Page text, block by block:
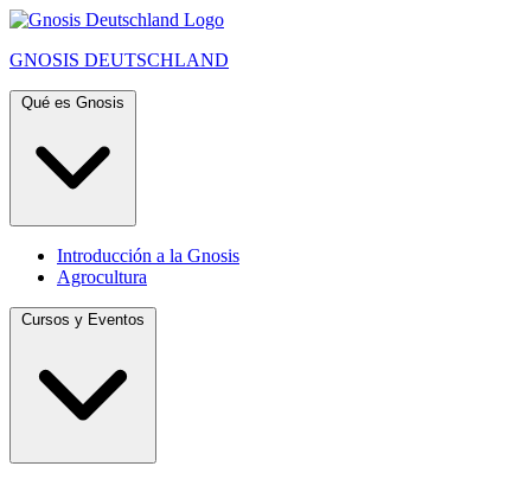
GNOSIS DEUTSCHLAND
Qué es Gnosis
Introducción a la Gnosis
Agrocultura
Cursos y Eventos